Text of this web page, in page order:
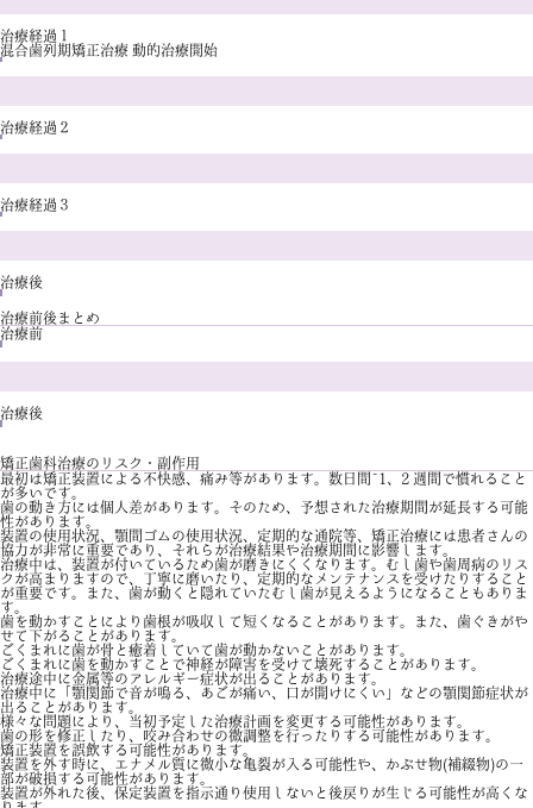
治療経過１
混合歯列期矯正治療 動的治療開始
治療経過２
治療経過３
治療後
治療前後まとめ
治療前
治療後
矯正歯科治療のリスク・副作用
最初は矯正装置による不快感、痛み等があります。数日間~1、2 週間で慣れること
が多いです。
歯の動き方には個人差があります。そのため、予想された治療期間が延長する可能
性があります。
装置の使用状況、顎間ゴムの使用状況、定期的な通院等、矯正治療には患者さんの
協力が非常に重要であり、それらが治療結果や治療期間に影響します。
治療中は、装置が付いているため歯が磨きにくくなります。むし歯や歯周病のリス
クが高まりますので、丁寧に磨いたり、定期的なメンテナンスを受けたりすること
が重要です。また、歯が動くと隠れていたむし歯が見えるようになることもありま
す。
歯を動かすことにより歯根が吸収して短くなることがあります。また、歯ぐきがや
せて下がることがあります。
ごくまれに歯が骨と癒着していて歯が動かないことがあります。
ごくまれに歯を動かすことで神経が障害を受けて壊死することがあります。
治療途中に金属等のアレルギー症状が出ることがあります。
治療中に「顎関節で音が鳴る、あごが痛い、口が開けにくい」などの顎関節症状が
出ることがあります。
様々な問題により、当初予定した治療計画を変更する可能性があります。
歯の形を修正したり、咬み合わせの微調整を行ったりする可能性があります。
矯正装置を誤飲する可能性があります。
装置を外す時に、エナメル質に微小な亀裂が入る可能性や、かぶせ物(補綴物)の一
部が破損する可能性があります。
装置が外れた後、保定装置を指示通り使用しないと後戻りが生じる可能性が高くな